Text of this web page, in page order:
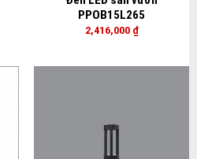
PPOB15L265
2,416,000 ₫